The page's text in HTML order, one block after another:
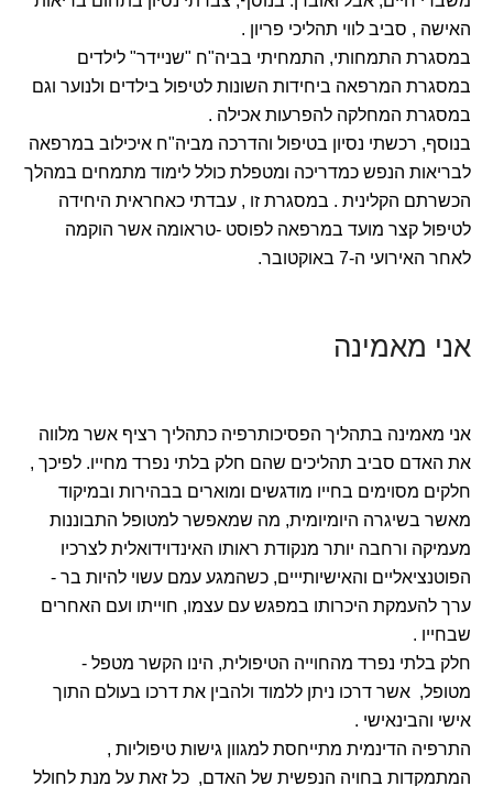
האישה , סביב לווי תהליכי פריון .
במסגרת התמחותי, התמחיתי בביה"ח "שניידר" לילדים
במסגרת המרפאה ביחידות השונות לטיפול בילדים ולנוער וגם
במסגרת המחלקה להפרעות אכילה .
בנוסף, רכשתי נסיון בטיפול והדרכה מביה"ח איכילוב במרפאה
לבריאות הנפש כמדריכה ומטפלת כולל לימוד מתמחים במהלך
הכשרתם הקלינית . במסגרת זו , עבדתי כאחראית היחידה
לטיפול קצר מועד במרפאה לפוסט -טראומה אשר הוקמה
לאחר האירועי ה-7 באוקטובר.
אני מאמינה
אני מאמינה בתהליך הפסיכותרפיה כתהליך רציף אשר מלווה
את האדם סביב תהליכים שהם חלק בלתי נפרד מחייו. לפיכך ,
חלקים מסוימים בחייו מודגשים ומוארים בבהירות ובמיקוד
מאשר בשיגרה היומיומית, מה שמאפשר למטופל התבוננות
מעמיקה ורחבה יותר מנקודת ראותו האינדוידואלית לצרכיו
הפוטנציאליים והאישיותייים, כשהמגע עמם עשוי להיות בר -
ערך להעמקת היכרותו במפגש עם עצמו, חוייתו ועם האחרים
שבחייו .
חלק בלתי נפרד מהחוייה הטיפולית, הינו הקשר מטפל -
מטופל, אשר דרכו ניתן ללמוד ולהבין את דרכו בעולם התוך
אישי והבינאישי .
התרפיה הדינמית מתייחסת למגוון גישות טיפוליות ,
המתמקדות בחויה הנפשית של האדם, כל זאת על מנת לחולל